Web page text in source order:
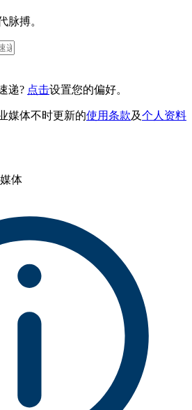
脉搏。
递? 点击设置您的偏好。
媒体不时更新的使用条款及个人资料
体